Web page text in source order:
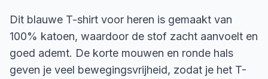
Dit blauwe T-shirt voor heren is gemaakt van
100% katoen, waardoor de stof zacht aanvoelt en
goed ademt. De korte mouwen en ronde hals
geven je veel bewegingsvrijheid, zodat je het T-